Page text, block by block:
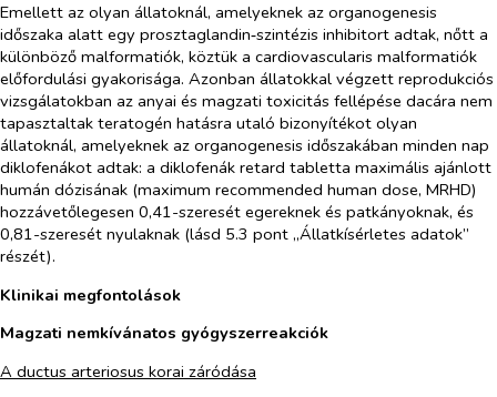
Emellett az olyan állatoknál, amelyeknek az organogenesis
időszaka alatt egy prosztaglandin‑szintézis inhibitort adtak, nőtt a
különböző malformatiók, köztük a cardiovascularis malformatiók
előfordulási gyakorisága. Azonban állatokkal végzett reprodukciós
vizsgálatokban az anyai és magzati toxicitás fellépése dacára nem
tapasztaltak teratogén hatásra utaló bizonyítékot olyan
állatoknál, amelyeknek az organogenesis időszakában minden nap
diklofenákot adtak: a diklofenák retard tabletta maximális ajánlott
humán dózisának (maximum recommended human dose, MRHD)
hozzávetőlegesen 0,41-szeresét egereknek és patkányoknak, és
0,81-szeresét nyulaknak (lásd 5.3 pont „Állatkísérletes adatok”
részét).
Klinikai megfontolások
Magzati nemkívánatos gyógyszerreakciók
A ductus arteriosus korai záródása